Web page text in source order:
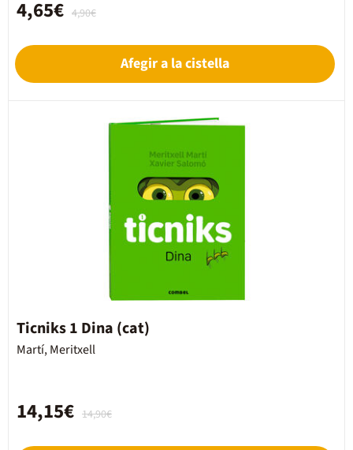
4,90€
4,65€
Afegir a la cistella
Ticniks 1 Dina (cat)
Martí, Meritxell
14,90€
14,15€